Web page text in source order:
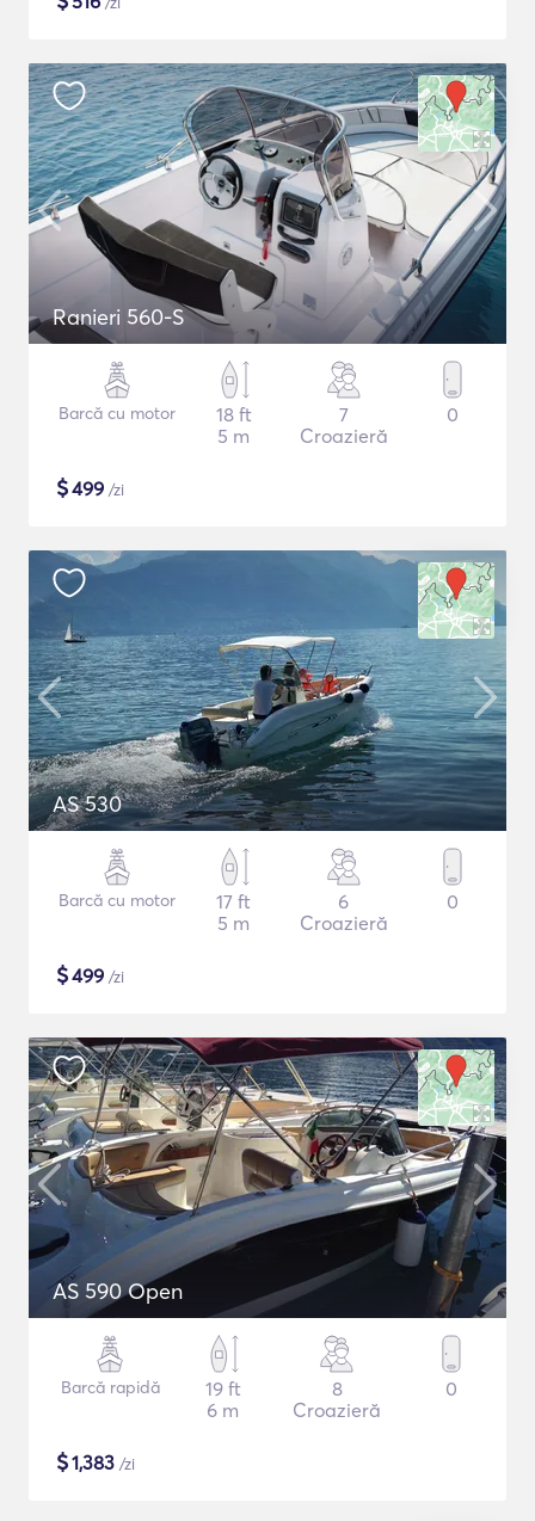
Ranieri 560-S
Barcă cu motor
18 ft
5 m
7
Croazieră
0
$499 /zi
AS 530
Barcă cu motor
17 ft
5 m
6
Croazieră
0
$499 /zi
AS 590 Open
Barcă rapidă
19 ft
6 m
8
Croazieră
0
$1,383 /zi